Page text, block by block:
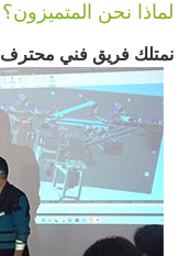
لماذا نحن المتميزون؟
نمتلك فريق فني محترف